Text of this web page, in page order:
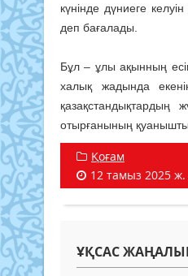
күнінде дүниеге
деп бағалады.
Бұл – ұлы ақынның
халық жадында
қазақстандықтардың
отырғанының қуанышты
Қоғам
12 тамыз 2025 ж.
ҰҚСАС